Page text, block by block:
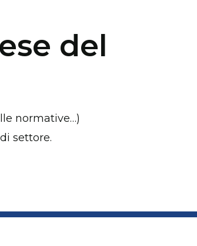
del
normative…)
settore.